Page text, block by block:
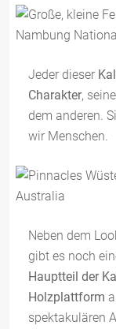
Jeder dieser
Charakter,
dem anderen.
wir Menschen.
Neben dem
gibt es noch
Hauptteil der
Holzplattform
spektakulären